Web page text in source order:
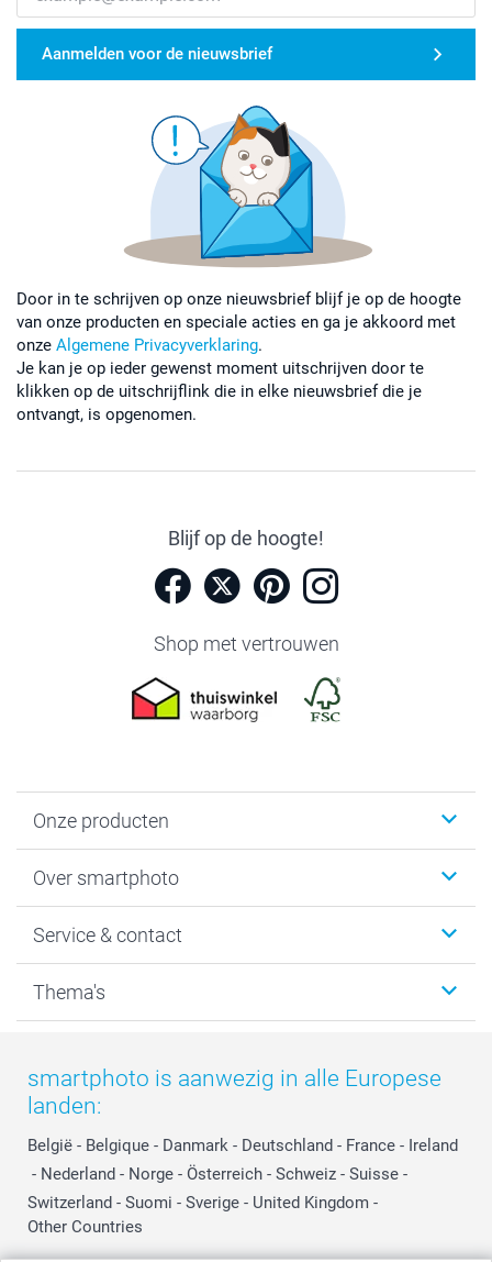
Aanmelden voor de nieuwsbrief
Door in te schrijven op onze nieuwsbrief blijf je op de hoogte
van onze producten en speciale acties en ga je akkoord met
onze Algemene Privacyverklaring.
Je kan je op ieder gewenst moment uitschrijven door te
klikken op de uitschrijflink die in elke nieuwsbrief die je
ontvangt, is opgenomen.
Blijf op de hoogte!
Shop met vertrouwen
Onze producten
Fotoboeken
Fotocadeaus
Kaarten
Over smartphoto
Vacatures
Bestelproces
Privacy
Cookiebeleid
Reviews
Prijslijst
Investor Relations
Service & contact
Tevredenheidsgarantie
smartbonus
smartfriends
service@smartphoto.nl
Affiliate partnerprogramma
Partnerships
Influencer partnerprogramma
Thema's
Moederdag
Vaderdag
Huwelijk
smartphoto is aanwezig in alle Europese
landen:
België - Belgique - Danmark - Deutschland - France - Ireland
- Nederland - Norge - Österreich - Schweiz - Suisse -
Switzerland - Suomi - Sverige - United Kingdom -
Other Countries